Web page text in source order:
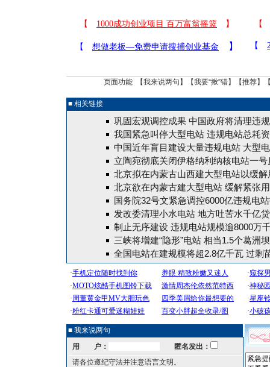
页面功能 【我来说两句 】【我要“揪”错】【推荐】
■ 相关链接
巩固宏观调控成果 中国政府将清理违
我国紧急叫停大型电站 违规电站总耗
中国近年盲目建设大量违规电站 大型
立陶宛彻底关闭伊格纳利纳核电站一号
北京拟在内蒙古山西建大型电站以缓解
北京欲在内蒙古建大型电站 缓解紧张
国务院32号文紧急调控6000亿违规电
发改委清理小水电站 地方吐苦水千亿
制止无序建设 违规电站规模逾8000万
三峡将增建“隐形”电站 相当1.5个葛洲
全国电站在建规模将超2.8亿千瓦 过剩
■ 我来说两句
用 户：
匿名发出：
请各位遵纪守法并注意语言文明。